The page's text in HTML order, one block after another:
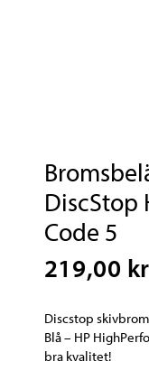
DiscStop
Code 5
219,00 kr
Discstop
Blå – HP
bra kvalitet!